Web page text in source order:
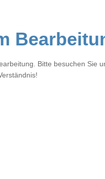
Bitte besuchen Sie